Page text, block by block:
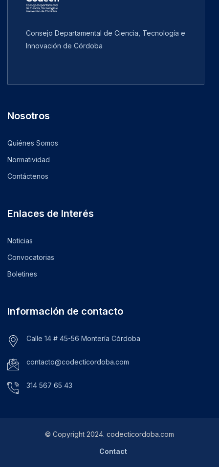
Consejo Departamental de Ciencia, Tecnología e
Innovación de Córdoba
Nosotros
Quiénes Somos
Normatividad
Contáctenos
Enlaces de Interés
Noticias
Convocatorias
Boletines
Información de contacto
Calle 14 # 45-56 Montería Córdoba
contacto@codecticordoba.com
314 567 65 43
© Copyright 2024. codecticordoba.com
Contact